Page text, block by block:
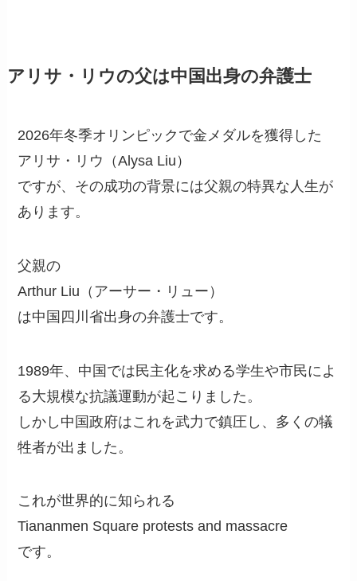
アリサ・リウの父は中国出身の弁護士
2026年冬季オリンピックで金メダルを獲得した
アリサ・リウ（Alysa Liu）
ですが、その成功の背景には父親の特異な人生が
あります。
父親の
Arthur Liu（アーサー・リュー）
は中国四川省出身の弁護士です。
1989年、中国では民主化を求める学生や市民によ
る大規模な抗議運動が起こりました。
しかし中国政府はこれを武力で鎮圧し、多くの犠
牲者が出ました。
これが世界的に知られる
Tiananmen Square protests and massacre
です。